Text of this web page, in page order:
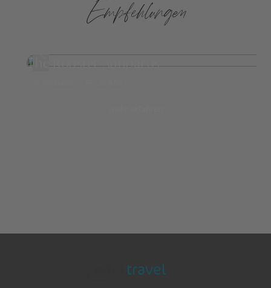
Empfehlungen
The Rooster Antiparos